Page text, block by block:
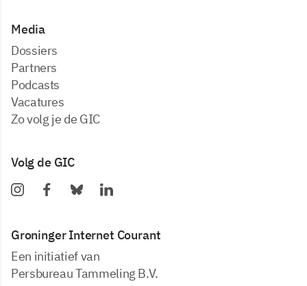
Media
dossiers
partners
podcasts
vacatures
zo volg je de GIC
Volg de GIC
Groninger Internet Courant
Een initiatief van
Persbureau Tammeling B.V.